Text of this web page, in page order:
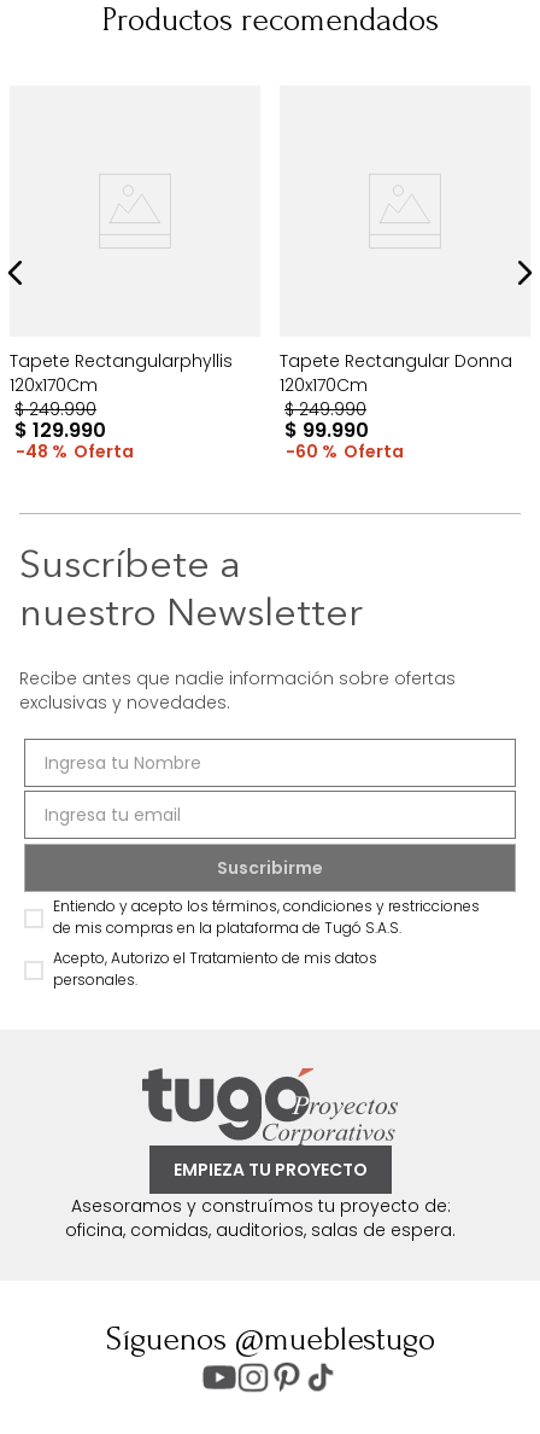
Productos recomendados
Tapete Rectangularphyllis
120x170Cm
$ 249.990
$ 129.990
48 %
Tapete Rectangular Donna
120x170Cm
$ 249.990
$ 99.990
60 %
Suscríbete a
nuestro Newsletter
Recibe antes que nadie información sobre ofertas
exclusivas y novedades.
Entiendo y acepto los términos, condiciones y restricciones
de mis compras en la plataforma de Tugó S.A.S.
Acepto, Autorizo el Tratamiento de mis datos
personales.
EMPIEZA TU PROYECTO
Asesoramos y construímos tu proyecto de:
oficina, comidas, auditorios, salas de espera.
Síguenos @mueblestugo